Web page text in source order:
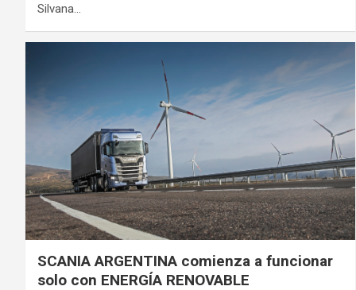
Silvana…
SCANIA ARGENTINA comienza a funcionar
solo con ENERGÍA RENOVABLE